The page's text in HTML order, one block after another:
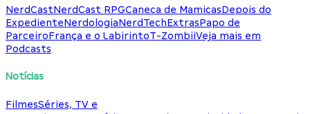
NerdCastNerdCast RPGCaneca de MamicasDepois do
ExpedienteNerdologiaNerdTechExtrasPapo de
ParceiroFrança e o LabirintoT-ZombiiVeja mais em
Podcasts
Notícias
FilmesSéries, TV e